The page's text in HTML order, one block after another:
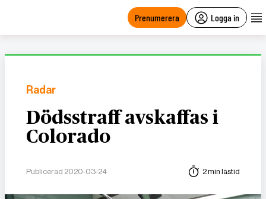
Prenumerera Logga in
Radar
Dödsstraff avskaffas i
Colorado
Publicerad 2020-03-24 2 min lästid